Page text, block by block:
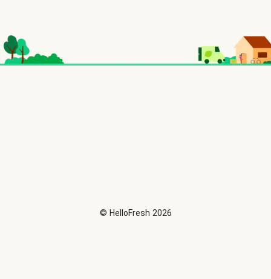
© HelloFresh 2026